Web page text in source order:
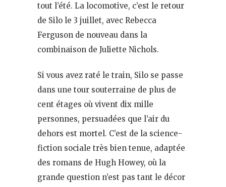
tout l’été. La locomotive, c’est le retour
de Silo le 3 juillet, avec Rebecca
Ferguson de nouveau dans la
combinaison de Juliette Nichols.
Si vous avez raté le train, Silo se passe
dans une tour souterraine de plus de
cent étages où vivent dix mille
personnes, persuadées que l’air du
dehors est mortel. C’est de la science-
fiction sociale très bien tenue, adaptée
des romans de Hugh Howey, où la
grande question n’est pas tant le décor